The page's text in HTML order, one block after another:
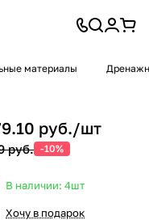
материалы
руб./шт
руб. -10%
В наличии: 4шт
Хочу в подарок